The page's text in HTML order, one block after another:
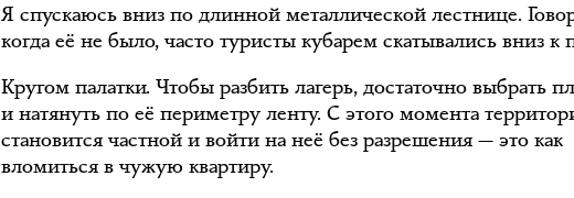
Я спускаюсь вниз по длинной металлической лестнице.
когда её не было, часто туристы кубарем скатывались вниз к
Кругом палатки. Чтобы разбить лагерь, достаточно выбрать
и натянуть по её периметру ленту. С этого момента
становится частной и войти на неё без разрешения — это как
вломиться в чужую квартиру.